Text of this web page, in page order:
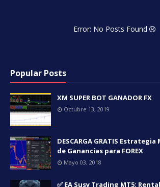
Error: No Posts Found
Popular Posts
XM SUPER BOT GANADOR FX
Octubre 13, 2019
DESCARGA GRATIS
de Ganancias para FOREX
Mayo 03, 2018
✅ EA Susy Trading MT5: